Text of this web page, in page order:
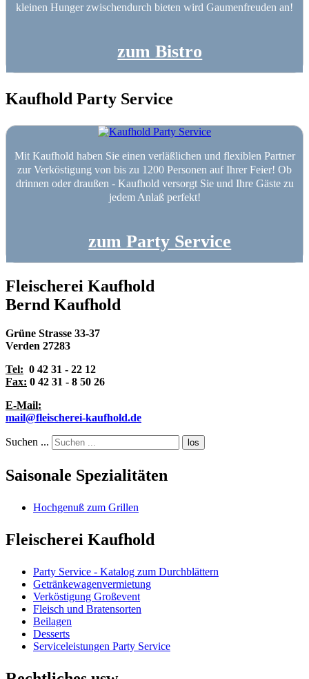
kleinen Hunger zwischendurch bieten wird Gaumenfreuden an!
zum Bistro
Kaufhold Party Service
Mit Kaufhold haben Sie einen verläßlichen und flexiblen Partner
zur Verköstigung von bis zu 1200 Personen auf Ihrer Feier! Ob
drinnen oder draußen - Kaufhold versorgt Sie und Ihre Gäste zu
jedem Anlaß perfekt!
zum Party Service
Fleischerei Kaufhold
Bernd Kaufhold
Grüne Strasse 33-37
Verden 27283
Tel: 0 42 31 - 22 12
Fax: 0 42 31 - 8 50 26
E-Mail:
mail@fleischerei-kaufhold.de
Suchen ... los
Saisonale Spezialitäten
Hochgenuß zum Grillen
Fleischerei Kaufhold
Party Service - Katalog zum Durchblättern
Getränkewagenvermietung
Verköstigung Großevent
Fleisch und Bratensorten
Beilagen
Desserts
Serviceleistungen Party Service